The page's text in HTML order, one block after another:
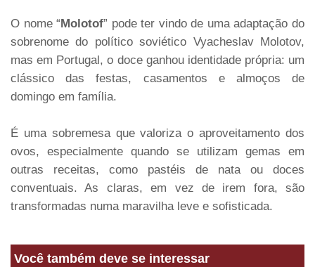
O nome “ Molotof” pode ter vindo de uma adaptação do
sobrenome do político soviético Vyacheslav Molotov,
mas em Portugal, o doce ganhou identidade própria: um
clássico das festas, casamentos e almoços de
domingo em família.
É uma sobremesa que valoriza o aproveitamento dos
ovos, especialmente quando se utilizam gemas em
outras receitas, como pastéis de nata ou doces
conventuais. As claras, em vez de irem fora, são
transformadas numa maravilha leve e sofisticada.
Você também deve se interessar